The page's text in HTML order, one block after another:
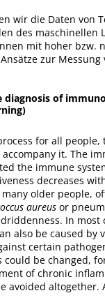
wir die Daten von
des
mit hoher bzw.
zur
of
for all
it. The
the immune
decreases
older people,
aureus or
In
also be caused by
certain
could be changed,
of chronic
avoided